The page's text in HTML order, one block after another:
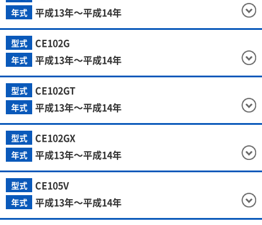
年式 平成13年～平成14年
型式 CE102G
年式 平成13年～平成14年
型式 CE102GT
年式 平成13年～平成14年
型式 CE102GX
年式 平成13年～平成14年
型式 CE105V
年式 平成13年～平成14年